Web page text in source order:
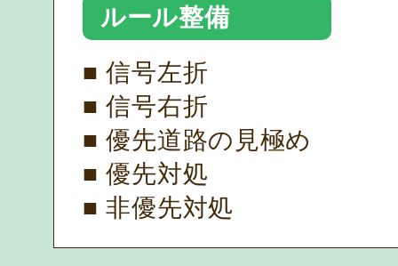
ルール整備
■ 信号左折
■ 信号右折
■ 優先道路の見極め
■ 優先対処
■ 非優先対処